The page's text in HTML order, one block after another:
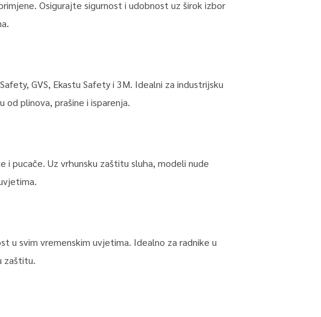
Osigurajte sigurnost i udobnost uz širok izbor
GVS, Ekastu Safety i 3M. Idealni za industrijsku
od plinova, prašine i isparenja.
i pucače. Uz vrhunsku zaštitu sluha, modeli nude
u svim vremenskim uvjetima. Idealno za radnike u
zaštitu.